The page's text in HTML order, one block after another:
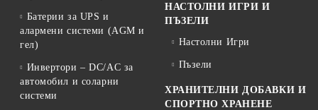
Батерии за UPS и
алармени системи (AGM и
гел)
Инвертори – DC/AC за
автомобил и соларни
системи
НАСТОЛНИ ИГРИ И
ПЪЗЕЛИ
Настолни Игри
Пъзели
ХРАНИТЕЛНИ ДОБАВКИ И
СПОРТНО ХРАНЕНЕ